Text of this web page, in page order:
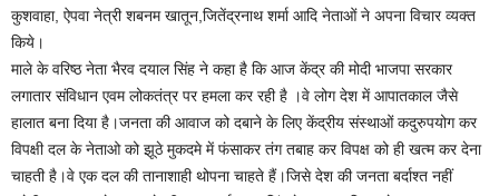
कुशवाहा, ऐपवा नेत्री शबनम खातून,जितेंद्रनाथ शर्मा आदि नेताओं ने अपना विचार व्यक्त
किये।
माले के वरिष्ठ नेता भैरव दयाल सिंह ने कहा है कि आज केंद्र की मोदी भाजपा सरकार
लगातार संविधान एवम लोकतंत्र पर हमला कर रही है ।वे लोग देश में आपातकाल जैसे
हालात बना दिया है।जनता की आवाज को दबाने के लिए केंद्रीय संस्थाओं कदुरुपयोग कर
विपक्षी दल के नेताओ को झूठे मुकदमे में फंसाकर तंग तबाह कर विपक्ष को ही खत्म कर देना
चाहती है।वे एक दल की तानाशाही थोपना चाहते हैं।जिसे देश की जनता बर्दाश्त नहीं